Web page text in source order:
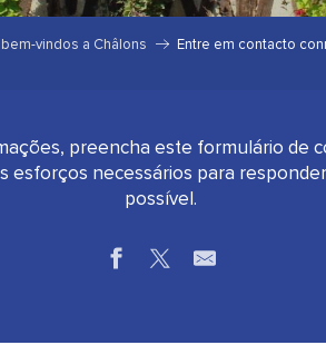
vindos a Châlons Entre em contacto
preencha este formulário de
esforços necessários para
possível.